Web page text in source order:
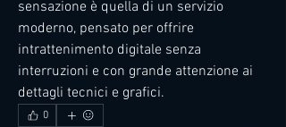
sensazione è quella di un servizio
moderno, pensato per offrire
intrattenimento digitale senza
interruzioni e con grande attenzione ai
dettagli tecnici e grafici.
0